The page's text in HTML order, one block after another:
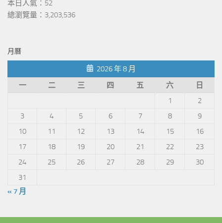
本日人氣：52
總瀏覽量：3,203,536
月曆
2026 年 8 月
一
二 三 四 五 六
日
1
2
3
4 5 6 7 8
9
10
11 12 13 14 15
16
17
18 19 20 21 22
23
24
25 26 27 28 29
30
31
« 7 月